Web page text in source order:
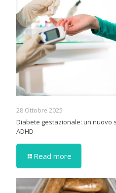
28 Ottobre 2025
Diabete gestazionale: un nuovo
ADHD
Read more